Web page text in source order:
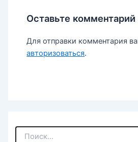
Оставьте комментарий
Для отправки комментария
авторизоваться.
П